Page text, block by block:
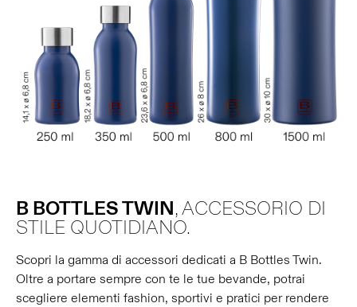
B BOTTLES TWIN, ACCESSORIO DI
STILE QUOTIDIANO.
Scopri la gamma di accessori dedicati a B Bottles Twin.
Oltre a portare sempre con te le tue bevande, potrai
scegliere elementi fashion, sportivi e pratici per rendere